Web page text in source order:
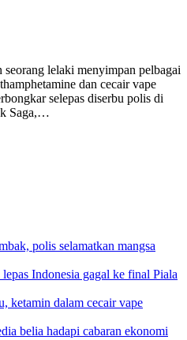
lelaki menyimpan pelbagai
dan cecair vape
selepas diserbu polis di
Saga,…
polis selamatkan mangsa
Indonesia gagal ke final Piala
ketamin dalam cecair vape
belia hadapi cabaran ekonomi